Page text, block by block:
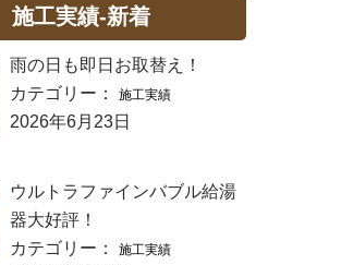
施工実績-新着
雨の日も即日お取替え！
カテゴリー：
施工実績
2026年6月23日
ウルトラファインバブル給湯
器大好評！
カテゴリー：
施工実績